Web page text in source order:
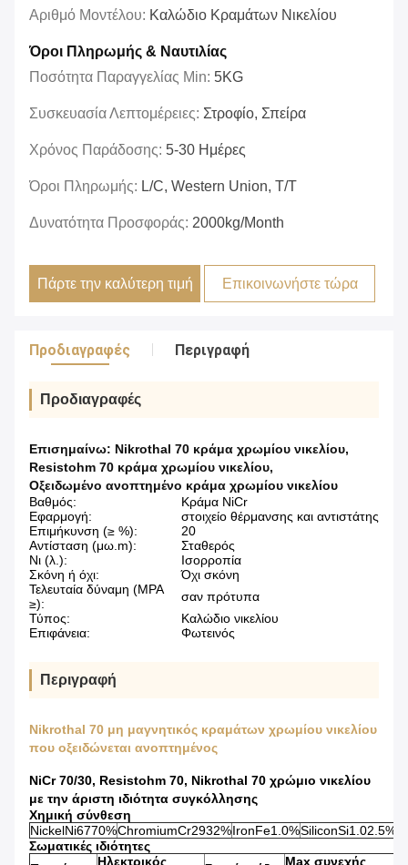
Αριθμό Μοντέλου: Καλώδιο Κραμάτων Νικελίου
Όροι Πληρωμής & Ναυτιλίας
Ποσότητα Παραγγελίας Min: 5KG
Συσκευασία Λεπτομέρειες: Στροφίο, Σπείρα
Χρόνος Παράδοσης: 5-30 Ημέρες
Όροι Πληρωμής: L/C, Western Union, T/T
Δυνατότητα Προσφοράς: 2000kg/month
Πάρτε την καλύτερη τιμή Επικοινωνήστε τώρα
Προδιαγραφές Περιγραφή
Προδιαγραφές
Επισημαίνω: Nikrothal 70 κράμα χρωμίου νικελίου,
Resistohm 70 κράμα χρωμίου νικελίου,
Οξειδωμένο ανοπτημένο κράμα χρωμίου νικελίου
Βαθμός:
Κράμα NiCr
Εφαρμογή:
στοιχείο θέρμανσης και αντιστάτης
Επιμήκυνση (≥ %):
20
Αντίσταση (μω.m):
Σταθερός
Νι (λ.):
Ισορροπία
Σκόνη ή όχι:
Όχι σκόνη
Τελευταία δύναμη (MPA
≥):
σαν πρότυπα
Τύπος:
Καλώδιο νικελίου
Επιφάνεια:
Φωτεινός
Περιγραφή
Nikrothal 70 μη μαγνητικός κραμάτων χρωμίου νικελίου
που οξειδώνεται ανοπτημένος
NiCr 70/30, Resistohm 70, Nikrothal 70 χρώμιο νικελίου
με την άριστη ιδιότητα συγκόλλησης
Χημική σύνθεση
NickelNi6770%ChromiumCr2932%IronFe1.0%SiliconSi1.02.5%
Σωματικές ιδιότητες
Ηλεκτρικός Max συνεχής